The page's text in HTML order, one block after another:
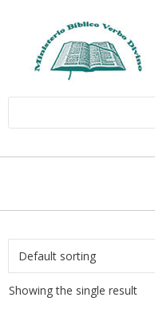
Showing the single result